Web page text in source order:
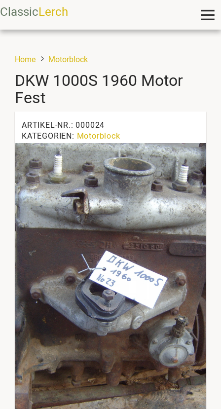
ClassicLerch
Home Motorblock
DKW 1000S 1960 Motor
Fest
ARTIKEL-NR.: 000024
KATEGORIEN: Motorblock